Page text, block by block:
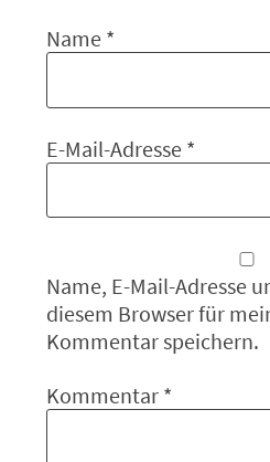
Name *
E-Mail-Adresse *
Name, E-Mail-Adresse
diesem Browser für
Kommentar speichern.
Kommentar *